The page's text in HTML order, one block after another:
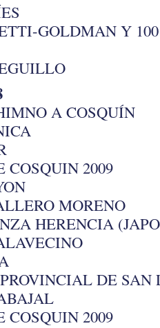
GOLDMAN Y
A COSQUÍN
COSQUIN 2009
MORENO
HERENCIA
DE SAN
COSQUIN 2009